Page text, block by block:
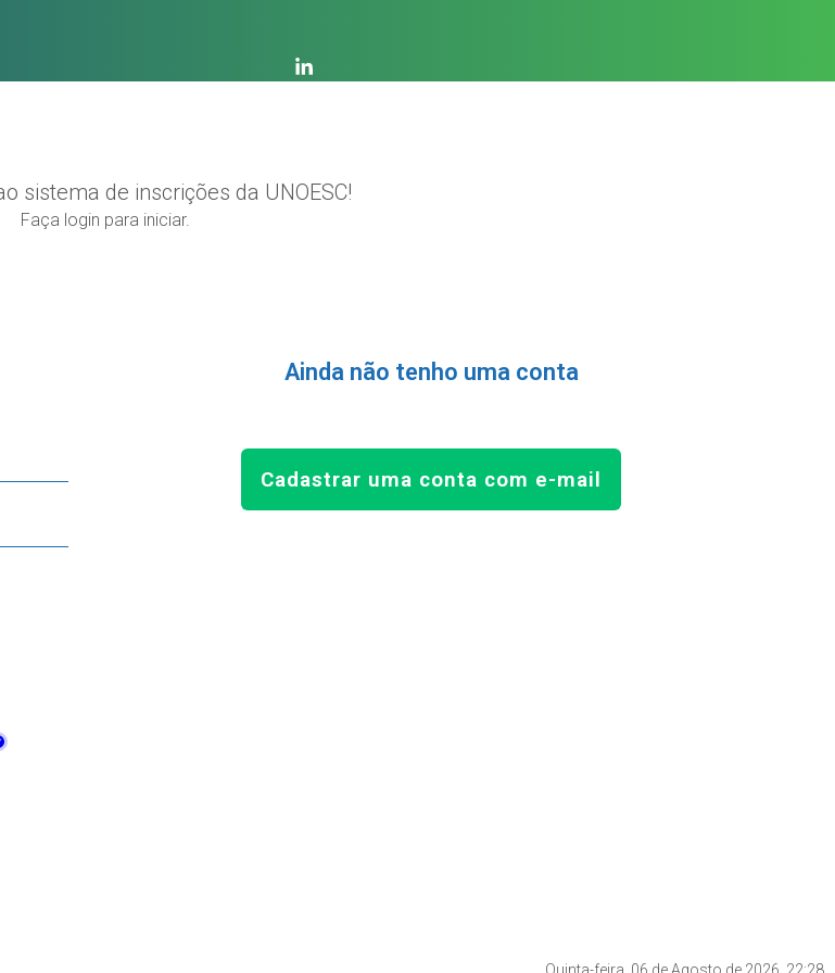
sistema de inscrições da UNOESC!
Faça login para iniciar.
Ainda não tenho uma conta
Cadastrar uma conta com e-mail